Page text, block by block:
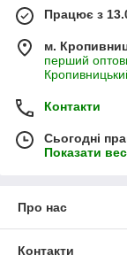
Працює з
м.
перший
Контакти
Сьогодні
Показати
Про нас
Контакти